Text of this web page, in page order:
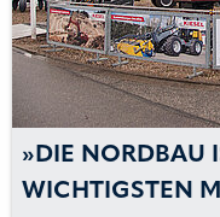
»DIE NORDBAU
WICHTIGSTEN